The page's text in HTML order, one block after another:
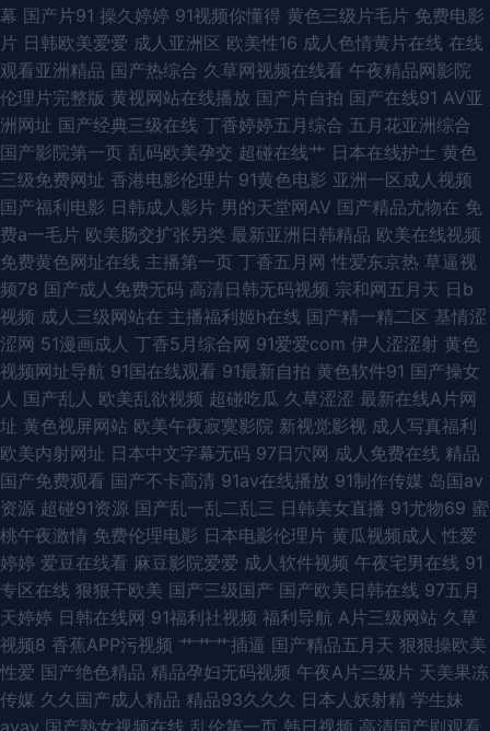
幕 国产片91 操久婷婷 91视频你懂得 黄色三级片毛片 免费电影
片 日韩欧美爱爱 成人亚洲区 欧美性16 成人色情黄片在线 在线
观看亚洲精品 国产热综合 久草网视频在线看 午夜精品网影院
伦理片完整版 黄视网站在线播放 国产片自拍 国产在线91 AV亚
洲网址 国产经典三级在线 丁香婷婷五月综合 五月花亚洲综合
国产影院第一页 乱码欧美孕交 超碰在线艹 日本在线护士 黄色
三级免费网址 香港电影伦理片 91黄色电影 亚洲一区成人视频
国产福利电影 日韩成人影片 男的天堂网AV 国产精品尤物在 免
费a一毛片 欧美肠交扩张另类 最新亚洲日韩精品 欧美在线视频
免费黄色网址在线 主播第一页 丁香五月网 性爱东京热 草逼视
频78 国产成人免费无码 高清日韩无码视频 宗和网五月天 日b
视频 成人三级网站在 主播福利姬h在线 国产精一精二区 基情涩
涩网 51漫画成人 丁香5月综合网 91爱爱com 伊人涩涩射 黄色
视频网址导航 91国在线观看 91最新自拍 黄色软件91 国产操女
人 国产乱人 欧美乱欲视频 超碰吃瓜 久草涩涩 最新在线A片网
址 黄色视屏网站 欧美午夜寂寞影院 新视觉影视 成人写真福利
欧美内射网址 日本中文字幕无码 97日穴网 成人免费在线 精品
国产免费观看 国产不卡高清 91av在线播放 91制作传媒 岛国av
资源 超碰91资源 国产乱一乱二乱三 日韩美女直播 91尤物69 蜜
桃午夜激情 免费伦理电影 日本电影伦理片 黄瓜视频成人 性爱
婷婷 爱豆在线看 麻豆影院爱爱 成人软件视频 午夜宅男在线 91
专区在线 狠狠干欧美 国产三级国产 国产欧美日韩在线 97五月
天婷婷 日韩在线网 91福利社视频 福利导航 A片三级网站 久草
视频8 香蕉APP污视频 艹艹艹插逼 国产精品五月天 狠狠操欧美
性爱 国产绝色精品 精品孕妇无码视频 午夜A片三级片 天美果冻
传媒 久久国产成人精品 精品93久久久 日本人妖射精 学生妹
avav 国产熟女视频在线 乱伦第一页 韩日视频 高清国产剧观看